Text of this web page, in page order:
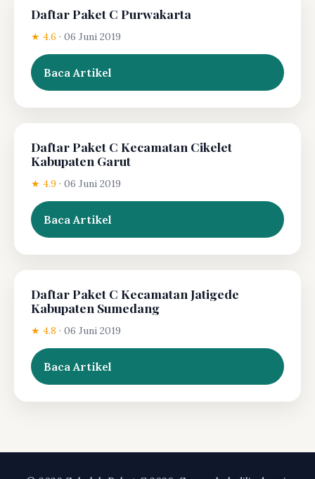
Daftar Paket C Purwakarta
★ 4.6 · 06 Juni 2019
Baca Artikel
Daftar Paket C Kecamatan Cikelet
Kabupaten Garut
★ 4.9 · 06 Juni 2019
Baca Artikel
Daftar Paket C Kecamatan Jatigede
Kabupaten Sumedang
★ 4.8 · 06 Juni 2019
Baca Artikel